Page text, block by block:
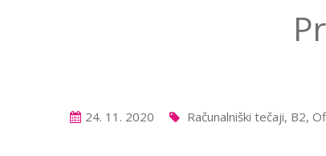
24. 11. 2020 Računalniški tečaji, B2,